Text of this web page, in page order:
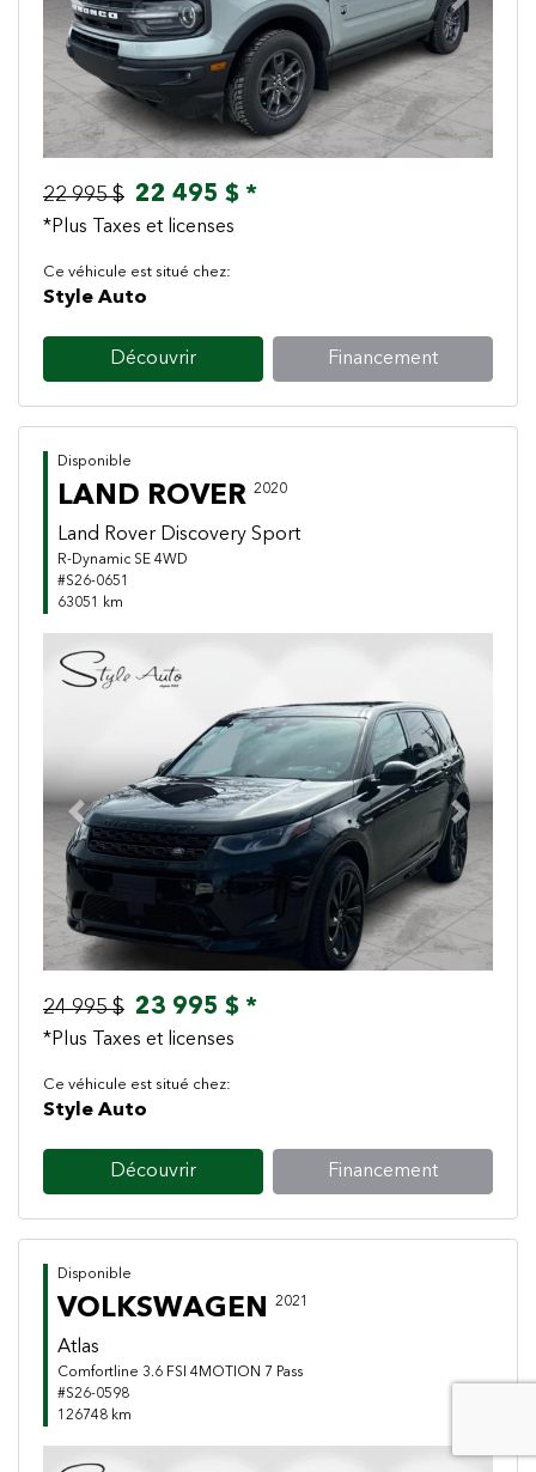
Previous Next
22 995 $ 22 495 $ *
*Plus Taxes et licenses
Ce véhicule est situé chez:
Style Auto
Découvrir Financement
Disponible
LAND ROVER 2020
Land Rover Discovery Sport
R-Dynamic SE 4WD
#S26-0651
63051 km
Previous Next
24 995 $ 23 995 $ *
*Plus Taxes et licenses
Ce véhicule est situé chez:
Style Auto
Découvrir Financement
Disponible
VOLKSWAGEN 2021
Atlas
Comfortline 3.6 FSI 4MOTION 7 Pass
#S26-0598
126748 km